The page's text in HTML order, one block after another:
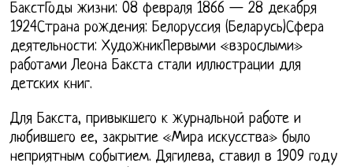
БакстГоды жизни: 08 февраля 1866 — 28 декабря
1924Страна рождения: Белоруссия (Беларусь)Сфера
деятельности: ХудожникПервыми «взрослыми»
работами Леона Бакста стали иллюстрации для
детских книг.
Для Бакста, привыкшего к журнальной работе и
любившего ее, закрытие «Мира искусства» было
неприятным событием. Дягилева, ставил в 1909 году